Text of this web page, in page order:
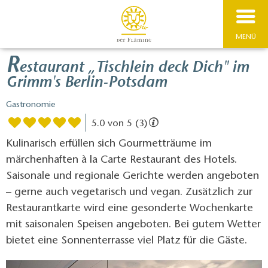
MENÜ
Restaurant „Tischlein deck Dich" im
Grimm's Berlin-Potsdam
Gastronomie
5.0 von 5 (3)
Kulinarisch erfüllen sich Gourmetträume im
märchenhaften à la Carte Restaurant des Hotels.
Saisonale und regionale Gerichte werden angeboten
– gerne auch vegetarisch und vegan. Zusätzlich zur
Restaurantkarte wird eine gesonderte Wochenkarte
mit saisonalen Speisen angeboten. Bei gutem Wetter
bietet eine Sonnenterrasse viel Platz für die Gäste.